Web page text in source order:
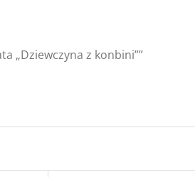
„Dziewczyna z konbini””